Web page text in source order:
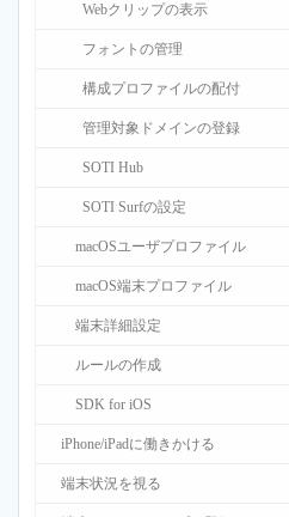
Webクリップの表示
フォントの管理
構成プロファイルの配付
管理対象ドメインの登録
SOTI Hub
SOTI Surfの設定
macOSユーザプロファイル
macOS端末プロファイル
端末詳細設定
ルールの作成
SDK for iOS
iPhone/iPadに働きかける
端末状況を視る